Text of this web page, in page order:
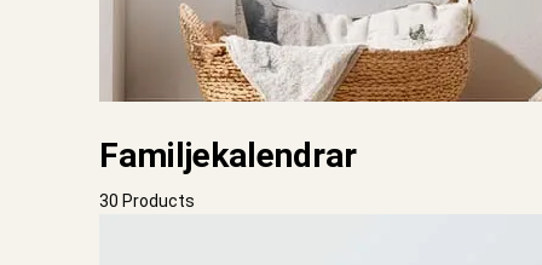
Familjekalendrar
30 Products